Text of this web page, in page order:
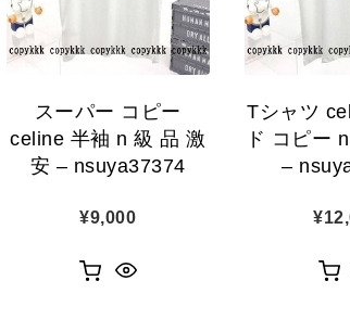
スーパー コピー
celine 半袖 n 級 品 激
安 – nsuya37374
¥9,000
Tシャツ
ド コピー
–
¥